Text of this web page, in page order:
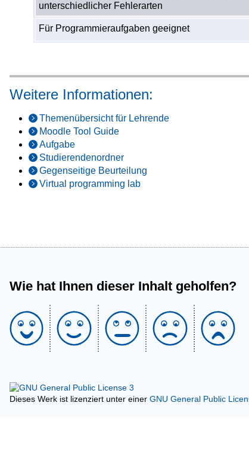
unterschiedlicher Fehlerarten
Für Programmieraufgaben geeignet
Weitere Informationen:
Themenübersicht für Lehrende
Moodle Tool Guide
Aufgabe
Studierendenordner
Gegenseitige Beurteilung
Virtual programming lab
Wie hat Ihnen dieser Inhalt geholfen?
Dieses Werk ist lizenziert unter einer GNU General Public